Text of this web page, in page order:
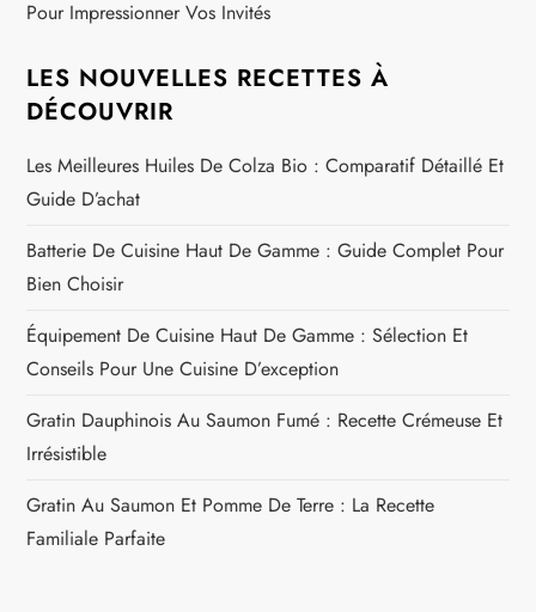
Pour Impressionner Vos Invités
LES NOUVELLES RECETTES À
DÉCOUVRIR
Les Meilleures Huiles De Colza Bio : Comparatif Détaillé Et
Guide D’achat
Batterie De Cuisine Haut De Gamme : Guide Complet Pour
Bien Choisir
Équipement De Cuisine Haut De Gamme : Sélection Et
Conseils Pour Une Cuisine D’exception
Gratin Dauphinois Au Saumon Fumé : Recette Crémeuse Et
Irrésistible
Gratin Au Saumon Et Pomme De Terre : La Recette
Familiale Parfaite